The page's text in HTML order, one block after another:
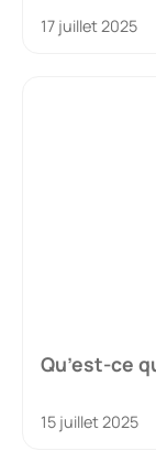
17 juillet 2025
Qu’est-ce
15 juillet 2025